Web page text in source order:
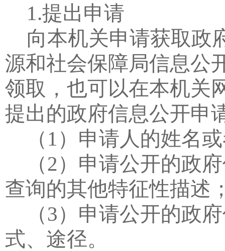
1.提出申请
向本机关申请获取政
源和社会保障局信息公
领取，也可以在本机关
提出的政府信息公开申
（1 ）申请人的姓名
（2）申请公开的政
查询的其他特征性描述
（3）申请公开的政
式、途径。